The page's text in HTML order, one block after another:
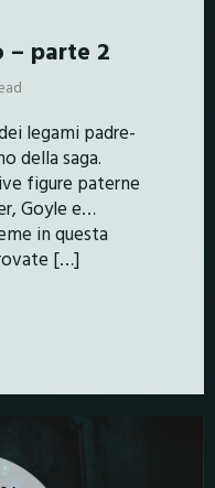
– parte 2
legami padre-
della saga.
figure paterne
Goyle e…
in questa
[…]